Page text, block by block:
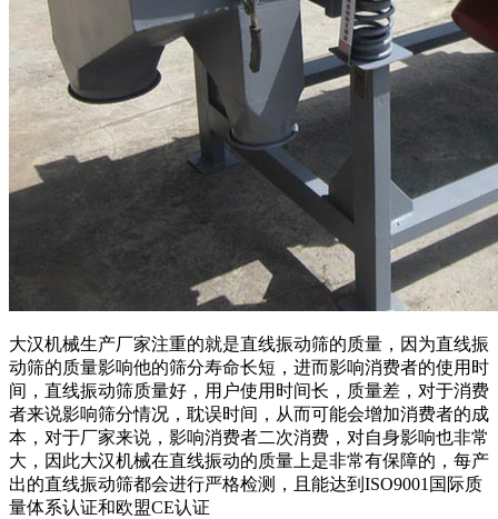
大汉机械生产厂家注重的就是直线振动筛的质量，因为直线振
动筛的质量影响他的筛分寿命长短，进而影响消费者的使用时
间，直线振动筛质量好，用户使用时间长，质量差，对于消费
者来说影响筛分情况，耽误时间，从而可能会增加消费者的成
本，对于厂家来说，影响消费者二次消费，对自身影响也非常
大，因此大汉机械在直线振动的质量上是非常有保障的，每产
出的直线振动筛都会进行严格检测，且能达到ISO9001国际质
量体系认证和欧盟CE认证